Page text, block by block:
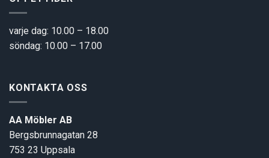
varje dag: 10.00 – 18.00
söndag: 10.00 – 17.00
KONTAKTA OSS
AA Möbler AB
Bergsbrunnagatan 28
753 23 Uppsala